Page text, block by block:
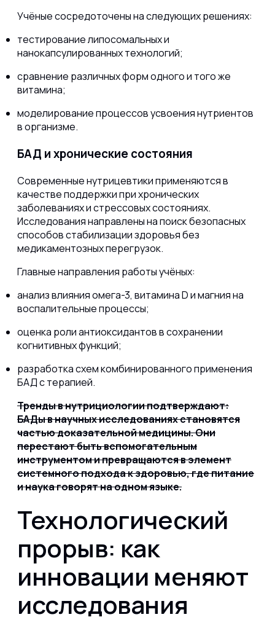
Учёные сосредоточены на следующих решениях:
тестирование липосомальных и
нанокапсулированных технологий;
сравнение различных форм одного и того же
витамина;
моделирование процессов усвоения нутриентов
в организме.
БАД и хронические состояния
Современные нутрицевтики применяются в
качестве поддержки при хронических
заболеваниях и стрессовых состояниях.
Исследования направлены на поиск безопасных
способов стабилизации здоровья без
медикаментозных перегрузок.
Главные направления работы учёных:
анализ влияния омега-3, витамина D и магния на
воспалительные процессы;
оценка роли антиоксидантов в сохранении
когнитивных функций;
разработка схем комбинированного применения
БАД с терапией.
Тренды в нутрициологии подтверждают:
БАДы в научных исследованиях становятся
частью доказательной медицины. Они
перестают быть вспомогательным
инструментом и превращаются в элемент
системного подхода к здоровью, где питание
и наука говорят на одном языке.
Технологический
прорыв: как
инновации меняют
исследования